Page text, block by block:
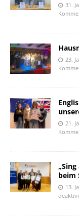
31.
23.
21.
beim
13.